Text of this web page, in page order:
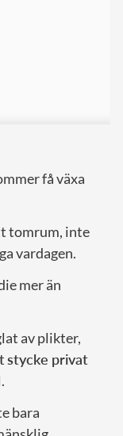
få växa
tomrum, inte
vardagen.
mer än
av plikter,
stycke privat
bara